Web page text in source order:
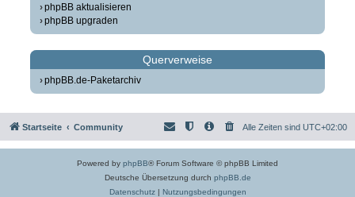
phpBB aktualisieren
phpBB upgraden
Querverweise
phpBB.de-Paketarchiv
Startseite Community Alle Zeiten sind UTC+02:00
Powered by phpBB® Forum Software © phpBB Limited
Deutsche Übersetzung durch phpBB.de
Datenschutz| Nutzungsbedingungen